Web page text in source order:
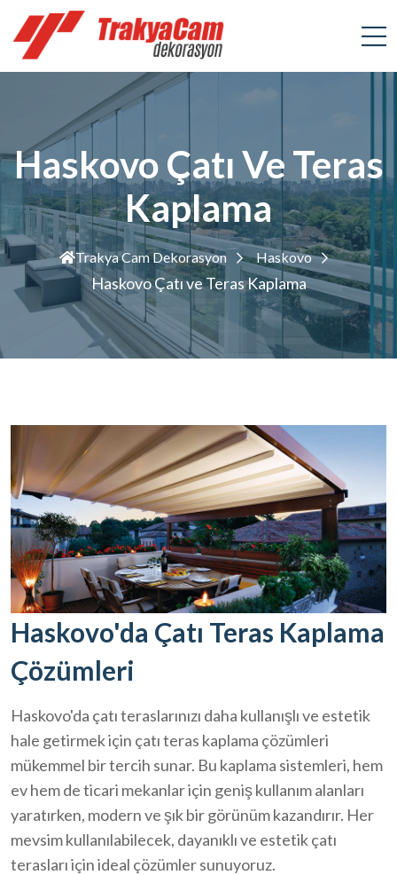
Haskovo Çatı Ve Teras
Kaplama
Trakya Cam Dekorasyon Haskovo
Haskovo Çatı ve Teras Kaplama
Haskovo'da Çatı Teras Kaplama
Çözümleri
Haskovo'da çatı teraslarınızı daha kullanışlı ve estetik
hale getirmek için çatı teras kaplama çözümleri
mükemmel bir tercih sunar. Bu kaplama sistemleri, hem
ev hem de ticari mekanlar için geniş kullanım alanları
yaratırken, modern ve şık bir görünüm kazandırır. Her
mevsim kullanılabilecek, dayanıklı ve estetik çatı
terasları için ideal çözümler sunuyoruz.